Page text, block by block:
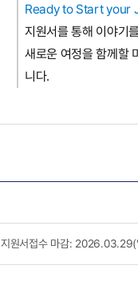
Ready to Start your
지원서를 통해 이야기
새로운 여정을 함께할
니다.
지원서접수 마감: